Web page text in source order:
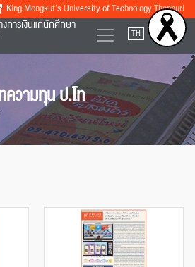
King Mongkut’s University of Technology Thonburi
การเงินแก่นักศึกษา TH EN
ความทุน ป.โท